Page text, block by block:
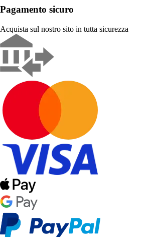
Pagamento sicuro
Acquista sul nostro sito in tutta sicurezza